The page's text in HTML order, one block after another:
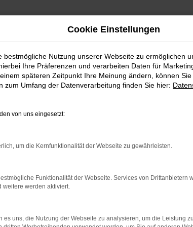
bestimmter Seiten verhindern. Funktioniert
beheben.
auf dem neuesten Stand sind.
Cookie Einstellungen
bestmögliche Nutzung unserer Webseite zu ermöglichen
Ihre Präferenzen und verarbeiten Daten für
späteren Zeitpunkt Ihre Meinung ändern, können
zum Umfang der Datenverarbeitung finden Sie hier:
von uns eingesetzt:
um die Kernfunktionalität der Webseite zu gewährleisten.
Funktionalität der Webseite. Services von Drittanbietern
weitere werden aktiviert.
es uns, die Nutzung der Webseite zu analysieren, um die Leistung